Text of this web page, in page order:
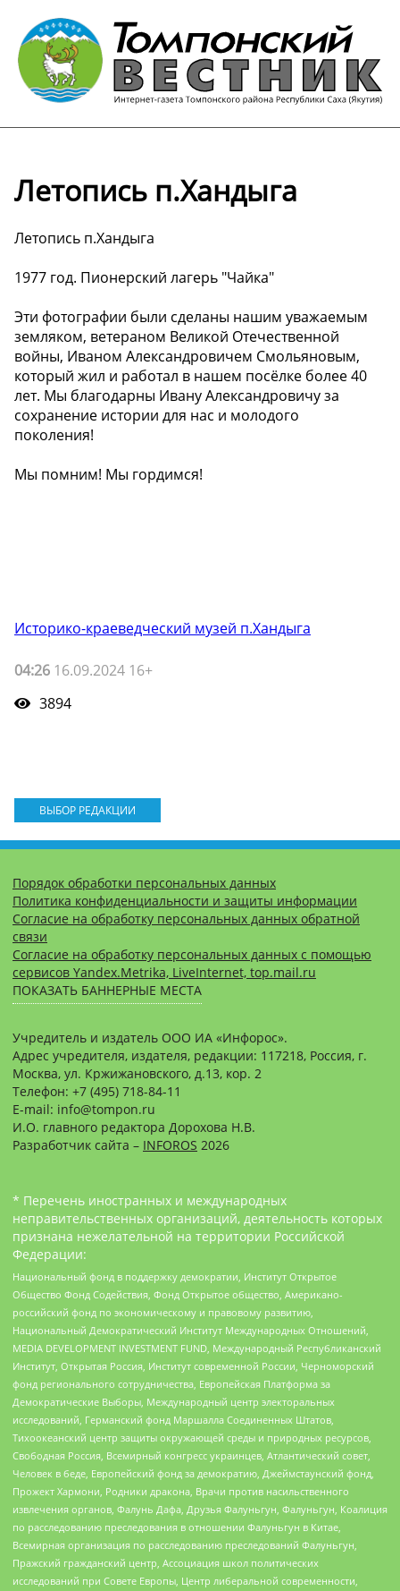
Летопись п.Хандыга
Летопись п.Хандыга
1977 год. Пионерский лагерь "Чайка"
Эти фотографии были сделаны нашим уважаемым
земляком, ветераном Великой Отечественной
войны, Иваном Александровичем Смольяновым,
который жил и работал в нашем посёлке более 40
лет. Мы благодарны Ивану Александровичу за
сохранение истории для нас и молодого
поколения!
Мы помним! Мы гордимся!
Историко-краеведческий музей п.Хандыга
04:26 16.09.2024 16+
3894
ВЫБОР РЕДАКЦИИ
Порядок обработки персональных данных
Политика конфиденциальности и защиты информации
Согласие на обработку персональных данных обратной
связи
Согласие на обработку персональных данных с помощью
сервисов Yandex.Metrika, LiveInternet, top.mail.ru
ПОКАЗАТЬ БАННЕРНЫЕ МЕСТА
Учредитель и издатель ООО ИА «Инфорос».
Адрес учредителя, издателя, редакции: 117218, Россия, г.
Москва, ул. Кржижановского, д.13, кор. 2
Телефон: +7 (495) 718-84-11
E-mail: info@tompon.ru
И.О. главного редактора Дорохова Н.В.
Разработчик сайта – INFOROS 2026
* Перечень иностранных и международных
неправительственных организаций, деятельность которых
признана нежелательной на территории Российской
Федерации:
Национальный фонд в поддержку демократии, Институт Открытое
Общество Фонд Содействия, Фонд Открытое общество, Американо-
российский фонд по экономическому и правовому развитию,
Национальный Демократический Институт Международных Отношений,
MEDIA DEVELOPMENT INVESTMENT FUND, Международный Республиканский
Институт, Открытая Россия, Институт современной России, Черноморский
фонд регионального сотрудничества, Европейская Платформа за
Демократические Выборы, Международный центр электоральных
исследований, Германский фонд Маршалла Соединенных Штатов,
Тихоокеанский центр защиты окружающей среды и природных ресурсов,
Свободная Россия, Всемирный конгресс украинцев, Атлантический совет,
Человек в беде, Европейский фонд за демократию, Джеймстаунский фонд,
Прожект Хармони, Родники дракона, Врачи против насильственного
извлечения органов, Фалунь Дафа, Друзья Фалуньгун, Фалуньгун, Коалиция
по расследованию преследования в отношении Фалуньгун в Китае,
Всемирная организация по расследованию преследований Фалуньгун,
Пражский гражданский центр, Ассоциация школ политических
исследований при Совете Европы, Центр либеральной современности,